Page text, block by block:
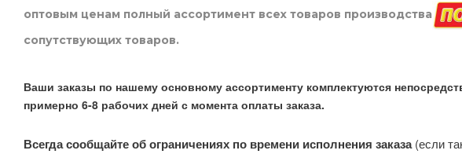
оптовым ценам полный ассортимент всех товаров производства
сопутствующих товаров.
Ваши заказы по нашему основному ассортименту комплектуются
примерно 6-8 рабочих дней с момента оплаты заказа.
Всегда сообщайте об ограничениях по времени исполнения заказа(если